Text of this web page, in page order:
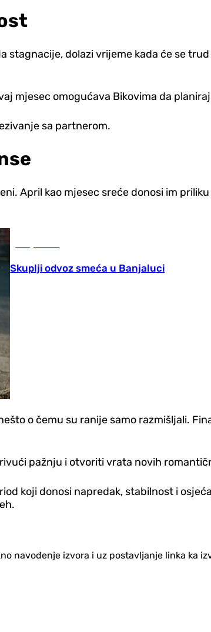
stagnacije, dolazi vrijeme kada će se
mjesec omogućava Bikovima da
sa partnerom.
April kao mjesec sreće donosi im
Skuplji odvoz smeća u Banjaluci
o čemu su ranije samo razmišljali.
pažnju i otvoriti vrata novih
koji donosi napredak, stabilnost i
navođenje izvora i uz postavljanje linka ka